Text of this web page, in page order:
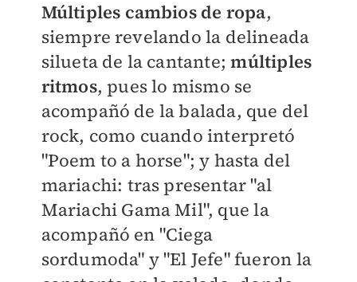
Múltiples cambios de ropa,
siempre revelando la delineada
silueta de la cantante;múltiples
ritmos, pues lo mismo se
acompañó de la balada, que del
rock, como cuando interpretó
"Poem to a horse"; y hasta del
mariachi: tras presentar "al
Mariachi Gama Mil", que la
acompañó en "Ciega
sordumoda" y "El Jefe" fueron la